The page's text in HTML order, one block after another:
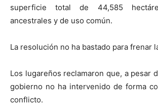
superficie total de 44,585
ancestrales y de uso común.
La resolución no ha bastado para frenar
Los lugareños reclamaron que, a pesar
gobierno no ha intervenido de forma
conflicto.